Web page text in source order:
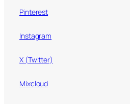
Pinterest
Instagram
X (Twitter)
Mixcloud